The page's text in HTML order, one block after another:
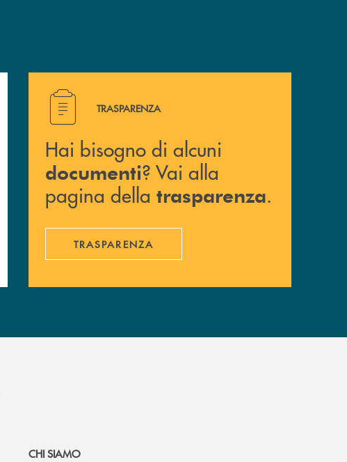
! Hai bisogno di alcuni documenti ? Vai alla pagina della
TRASPARENZA
Hai bisogno di alcuni
documenti? Vai alla
pagina della trasparenza.
TRASPARENZA
CHI SIAMO